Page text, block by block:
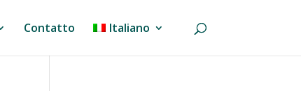
Contatto Italiano